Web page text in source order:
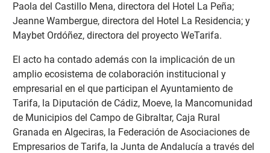
Paola del Castillo Mena, directora del Hotel La Peña;
Jeanne Wambergue, directora del Hotel La Residencia; y
Maybet Ordóñez, directora del proyecto WeTarifa.
El acto ha contado además con la implicación de un
amplio ecosistema de colaboración institucional y
empresarial en el que participan el Ayuntamiento de
Tarifa, la Diputación de Cádiz, Moeve, la Mancomunidad
de Municipios del Campo de Gibraltar, Caja Rural
Granada en Algeciras, la Federación de Asociaciones de
Empresarios de Tarifa, la Junta de Andalucía a través del